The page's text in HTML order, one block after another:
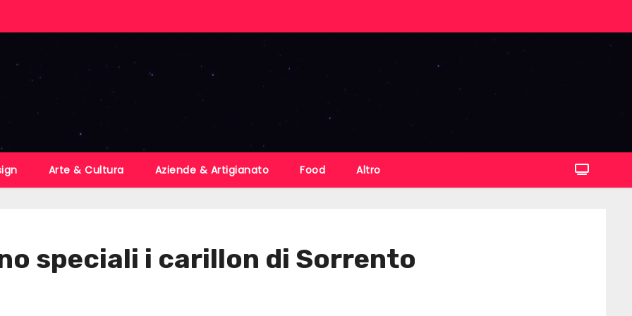
Arte & Cultura Aziende & Artigianato Food Altro
speciali i carillon di Sorrento